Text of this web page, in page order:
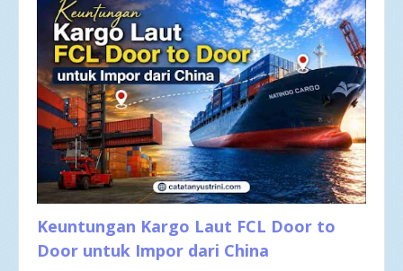
Keuntungan Kargo Laut FCL Door to
Door untuk Impor dari China